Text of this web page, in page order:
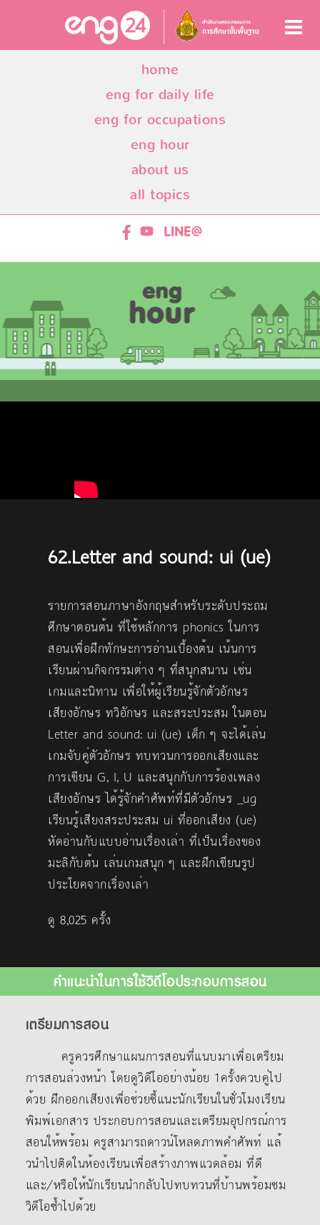
home
eng for daily life
eng for occupations
eng hour
about us
all topics
62.Letter and sound: ui (ue)
รายการสอนภาษาอังกฤษสำหรับระดับประถม
ศึกษาตอนต้น ที่ใช้หลักการ phonics ในการ
สอนเพื่อฝึกทักษะการอ่านเบื้องต้น เน้นการ
เรียนผ่านกิจกรรมต่าง ๆ ที่สนุกสนาน เช่น
เกมและนิทาน เพื่อให้ผู้เรียนรู้จักตัวอักษร
เสียงอักษร ทวิอักษร และสระประสม ในตอน
Letter and sound: ui (ue) เด็ก ๆ จะได้เล่น
เกมจับคู่ตัวอักษร ทบทวนการออกเสียงและ
การเขียน G, I, U และสนุกกับการร้องเพลง
เสียงอักษร ได้รู้จักคำศัพท์ที่มีตัวอักษร _ug
เรียนรู้เสียงสระประสม ui ที่ออกเสียง (ue)
หัดอ่านกับแบบอ่านเรื่องเล่า ที่เป็นเรื่องของ
มะลิกับต้น เล่นเกมสนุก ๆ และฝึกเขียนรูป
ประโยคจากเรื่องเล่า
ดู 8,025 ครั้ง
คำแนะนำในการใช้วิดีโอประกอบการสอน
เตรียมการสอน
ครูควรศึกษาแผนการสอนที่แนบมาเพื่อเตรียม
การสอนล่วงหน้า โดยดูวิดีโออย่างน้อย 1ครั้งควบคู่ไป
ด้วย ฝึกออกเสียงเพื่อช่วยชี้แนะนักเรียนในชั่วโมงเรียน
พิมพ์เอกสาร ประกอบการสอนและเตรียมอุปกรณ์การ
สอนให้พร้อม ครูสามารถดาวน์โหลดภาพคําศัพท์ แล้
วนําไปติดในห้องเรียนเพื่อสร้างภาพแวดล้อม ที่ดี
และ/หรือให้นักเรียนนํากลับไปทบทวนที่บ้านพร้อมชม
วิดีโอซ้ำไปด้วย